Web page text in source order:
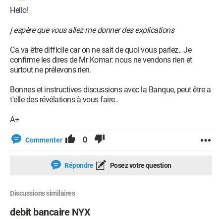
Hello!
j espère que vous allez me donner des explications
Ca va être difficile car on ne sait de quoi vous parlez.. Je
confirme les dires de Mr Komar: nous ne vendons rien et
surtout ne prélevons rien.
Bonnes et instructives discussions avec la Banque, peut être a
t'elle des révélations à vous faire..
A+
Commenter 0
Répondre Posez votre question
Discussions similaires
debit bancaire NYX